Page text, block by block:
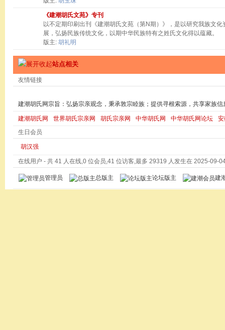
《建潮胡氏文苑》专刊
以不定期印刷出刊《建潮胡氏文苑（第N期）》，是以研究我族文
展，弘扬民族传统文化，以期中华民族特有之姓氏文化得以蕴藏。
版主: 胡礼明
站点相关
友情链接
建潮胡氏网宗旨：弘扬宗亲观念，秉承敦宗睦族；提供寻根索源，共享家族信
建潮胡氏网 世界胡氏宗亲网 胡氏宗亲网 中华胡氏网 中华胡氏网论坛
生日会员
胡汉强
在线用户 - 共 41 人在线,0 位会员,41 位访客,最多 29319 人发生在 2025-09-
管理员 总版主 论坛版主 建